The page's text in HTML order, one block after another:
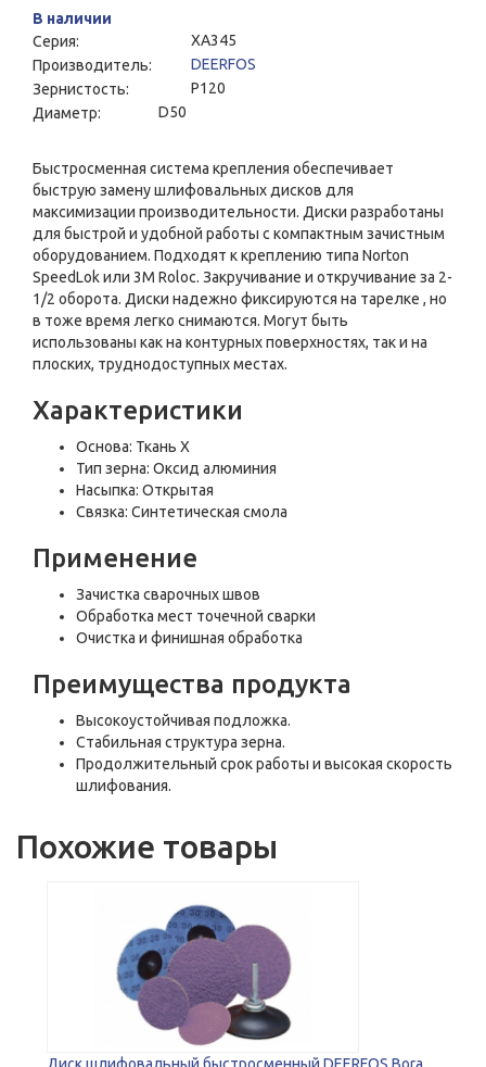
В наличии
Серия:
XA345
Производитель:
DEERFOS
Зернистость:
P120
Диаметр:
D50
Быстросменная система крепления обеспечивает
быструю замену шлифовальных дисков для
максимизации производительности. Диски разработаны
для быстрой и удобной работы с компактным зачистным
оборудованием. Подходят к креплению типа Norton
SpeedLok или 3M Roloc. Закручивание и откручивание за 2-
1/2 оборота. Диски надежно фиксируются на тарелке , но
в тоже время легко снимаются. Могут быть
использованы как на контурных поверхностях, так и на
плоских, труднодоступных местах.
Характеристики
Основа: Ткань Х
Тип зерна: Оксид алюминия
Насыпка: Открытая
Связка: Синтетическая смола
Применение
Зачистка сварочных швов
Обработка мест точечной сварки
Очистка и финишная обработка
Преимущества продукта
Высокоустойчивая подложка.
Стабильная структура зерна.
Продолжительный срок работы и высокая скорость
шлифования.
Похожие товары